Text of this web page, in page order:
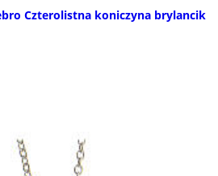
Czterolistna koniczyna brylancik